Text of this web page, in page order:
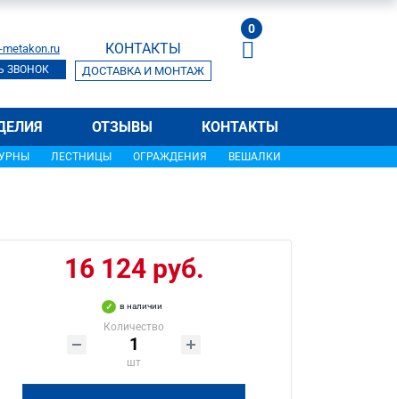
metakon.ru
ЗВОНОК
КОНТАКТЫ
ДОСТАВКА И МОНТАЖ
0
ОТЗЫВЫ КОНТАКТЫ
ЛЕСТНИЦЫ ОГРАЖДЕНИЯ ВЕШАЛКИ
16 124 руб.
в наличии
Количество
шт